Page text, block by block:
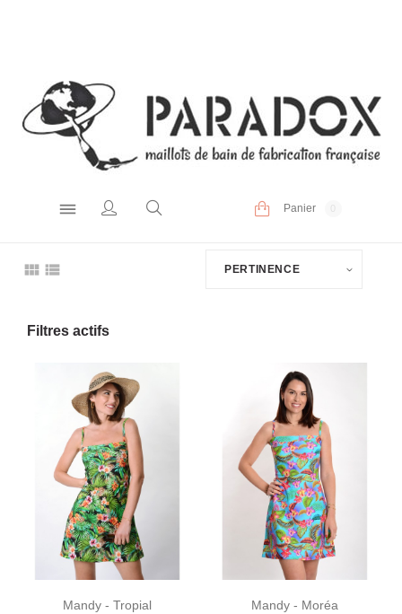
Panier
PERTINENCE
Filtres actifs
Mandy - Tropial Mandy - Moréa